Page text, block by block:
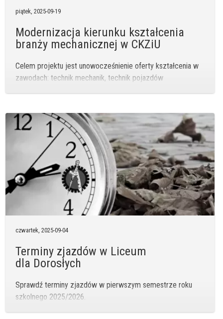
piątek,2025-09-19
Modernizacja kierunku kształcenia
branży mechanicznej w CKZiU
Celem projektu jest unowocześnienie oferty kształcenia w
zawodach: technik mechanik, technik pojazdów
czwartek,2025-09-04
Terminy zjazdów w Liceum
dla Dorosłych
Sprawdź terminy zjazdów w pierwszym semestrze roku
szkolnego 2025/2026.